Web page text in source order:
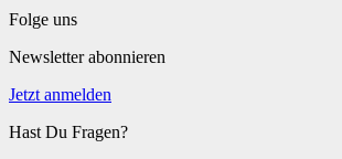
Folge uns
Newsletter abonnieren
Jetzt anmelden
Hast Du Fragen?